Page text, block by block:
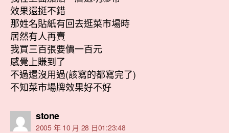
效果還挺不錯
那姓名貼紙有回去逛菜市場時
居然有人再賣
我買三百張要價一百元
感覺上賺到了
不過還沒用過(該寫的都寫完了)
不知菜市場牌效果好不好
stone表
示:
2005 年 10 月 28 日01:23:48